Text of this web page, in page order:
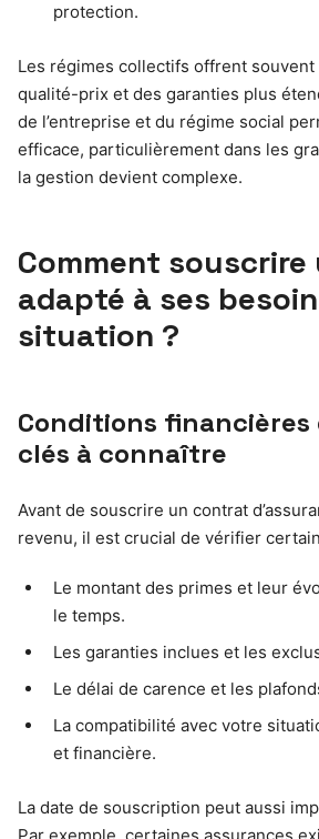
protection.
Les régimes collectifs offrent
qualité-prix et des garanties plus
de l’entreprise et du régime social
efficace, particulièrement dans les
la gestion devient complexe.
Comment
adapté à ses
situation ?
Conditions financières
clés à connaître
Avant de souscrire un contrat
revenu, il est crucial de vérifier
Le montant des primes et leur
le temps.
Les garanties inclues et les
Le délai de carence et les
La compatibilité avec votre
et financière.
La date de souscription peut aussi